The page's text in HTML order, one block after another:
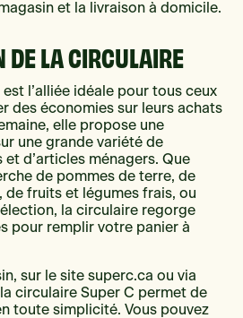
et la livraison à domicile.
DE LA CIRCULAIRE
l’alliée idéale pour tous ceux
des économies sur leurs achats
elle propose une
une grande variété de
d’articles ménagers. Que
de pommes de terre, de
de fruits et légumes frais, ou
la circulaire regorge
pour remplir votre panier à
sur le site superc.ca ou via
circulaire Super C permet de
toute simplicité. Vous pouvez